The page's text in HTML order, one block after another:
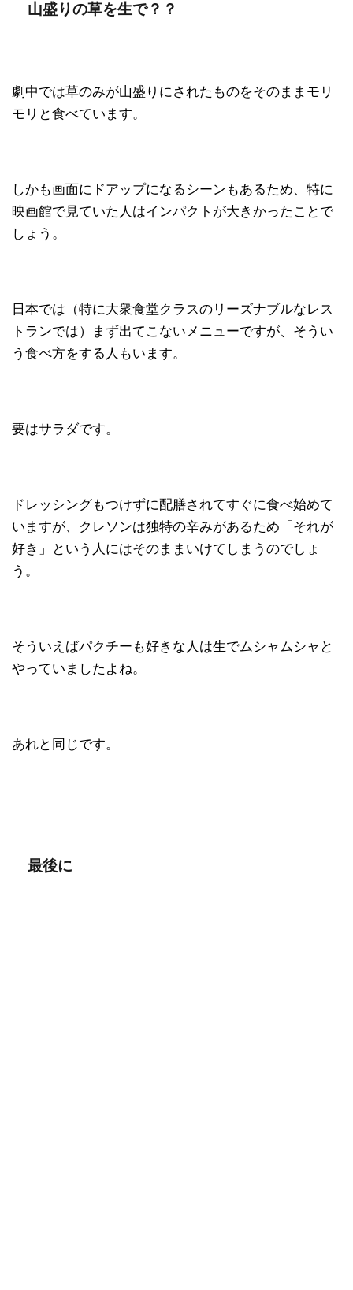
山盛りの草を生で？？
劇中では草のみが山盛りにされたものをそのままモリ
モリと食べています。
しかも画面にドアップになるシーンもあるため、特に
映画館で見ていた人はインパクトが大きかったことで
しょう。
日本では（特に大衆食堂クラスのリーズナブルなレス
トランでは）まず出てこないメニューですが、そうい
う食べ方をする人もいます。
要はサラダです。
ドレッシングもつけずに配膳されてすぐに食べ始めて
いますが、クレソンは独特の辛みがあるため「それが
好き」という人にはそのままいけてしまうのでしょ
う。
そういえばパクチーも好きな人は生でムシャムシャと
やっていましたよね。
あれと同じです。
最後に